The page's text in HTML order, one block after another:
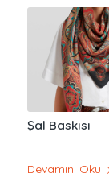
Şal Baskısı
Devamını Oku